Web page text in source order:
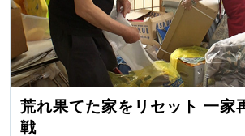
荒れ果てた家をリセット 一家
戦